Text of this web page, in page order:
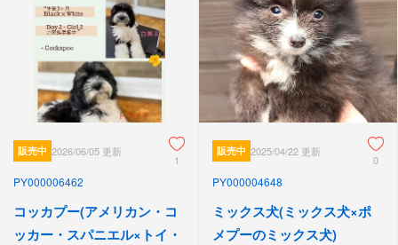
販売中 2026/06/05 更新
1
PY000006462
コッカプー(アメリカン・コ
ッカー・スパニエル×トイ・
販売中 2025/04/22 更新
0
PY000004648
ミックス犬(ミックス犬×ポ
メプーのミックス犬)